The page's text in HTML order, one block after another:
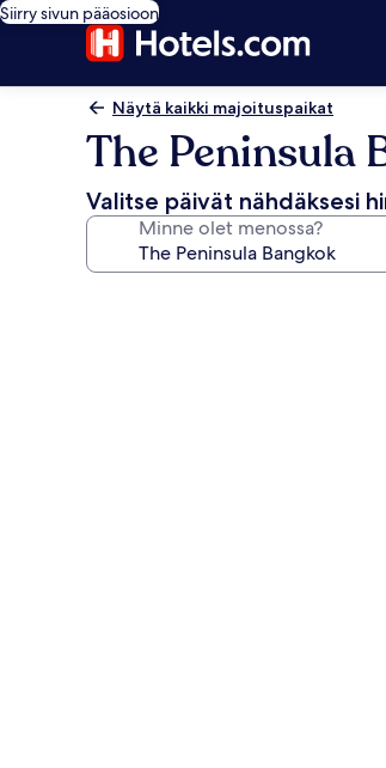
Siirry sivun pääosioon
Näytä kaikki majoituspaikat
The Peninsula
Valitse päivät nähdäksesi
Minne olet menossa?